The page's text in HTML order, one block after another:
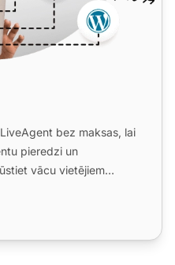
bez maksas, lai
pieredzi un
vācu vietējiem